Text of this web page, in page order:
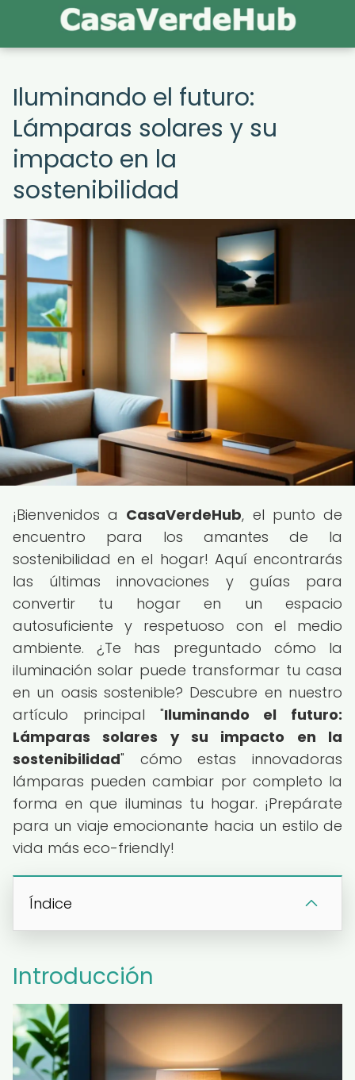
Iluminando el futuro:
Lámparas solares y su
impacto en la
sostenibilidad
¡Bienvenidos a CasaVerdeHub, el punto de
encuentro para los amantes de la
sostenibilidad en el hogar! Aquí encontrarás
las últimas innovaciones y guías para
convertir tu hogar en un espacio
autosuficiente y respetuoso con el medio
ambiente. ¿Te has preguntado cómo la
iluminación solar puede transformar tu casa
en un oasis sostenible? Descubre en nuestro
artículo principal "Iluminando el futuro:
Lámparas solares y su impacto en la
sostenibilidad" cómo estas innovadoras
lámparas pueden cambiar por completo la
forma en que iluminas tu hogar. ¡Prepárate
para un viaje emocionante hacia un estilo de
vida más eco-friendly!
Índice
Introducción